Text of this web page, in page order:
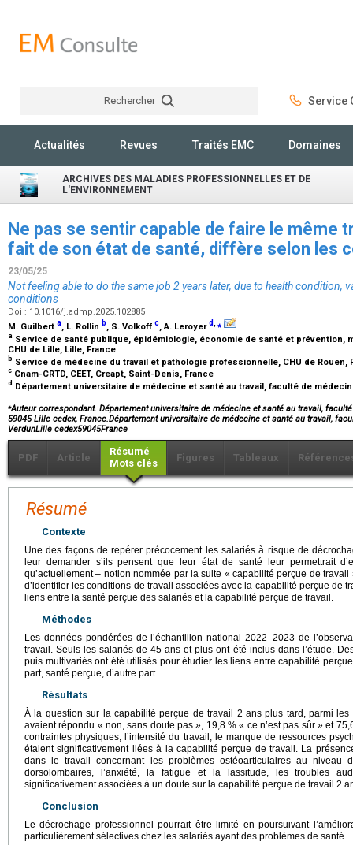
Rechercher Service
Actualités Revues Traités EMC Domaines
ARCHIVES DES MALADIES PROFESSIONNELLES ET DE
L'ENVIRONNEMENT
Ne pas se sentir capable de faire le même
fait de son état de santé, diffère selon les
23/05/25
Not feeling able to do the same job 2 years later, due to health condition,
conditions
Doi : 10.1016/j.admp.2025.102885
M. Guilbert a, L. Rollin b, S. Volkoff c, A. Leroyerd,⁎
a Service de santé publique, épidémiologie, économie de santé et prévention,
CHU de Lille, Lille, France
b Service de médecine du travail et pathologie professionnelle, CHU de Rouen,
c Cnam-CRTD, CEET, Creapt, Saint-Denis, France
d Département universitaire de médecine et santé au travail, faculté de
⁎Auteur correspondant. Département universitaire de médecine et santé au travail,
59045 Lille cedex, France.Département universitaire de médecine et santé au travail,
VerdunLille cedex59045France
PDF Article
Résumé
Mots clés
Figures Tableaux
Résumé
Contexte
Une des façons de repérer précocement les salariés à risque de
leur demander s’ils pensent que leur état de santé leur permettrait
qu’actuellement – notion nommée par la suite « capabilité perçue de travail
d’identifier les conditions de travail associées avec la capabilité perçue de
liens entre la santé perçue des salariés et la capabilité perçue de travail.
Méthodes
Les données pondérées de l’échantillon national 2022–2023 de
travail. Seuls les salariés de 45 ans et plus ont été inclus dans l’étude.
puis multivariés ont été utilisés pour étudier les liens entre capabilité
part, santé perçue, d’autre part.
Résultats
À la question sur la capabilité perçue de travail 2 ans plus tard, parmi
avaient répondu « non, sans doute pas », 19,8 % « ce n’est pas sûr » et
contraintes physiques, l’intensité du travail, le manque de ressources
étaient significativement liées à la capabilité perçue de travail. La
dans le travail concernant les problèmes ostéoarticulaires au niveau
dorsolombaires, l’anxiété, la fatigue et la lassitude, les troubles
significativement associées à un doute sur la capabilité perçue de travail 2
Conclusion
Le décrochage professionnel pourrait être limité en poursuivant
particulièrement sélectives chez les salariés ayant des problèmes de santé.